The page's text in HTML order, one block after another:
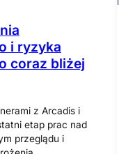
i ryzyka
coraz bliżej
z Arcadis i
etap prac nad
przeglądu i